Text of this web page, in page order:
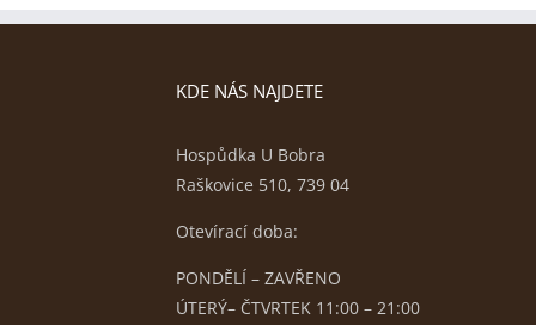
KDE NÁS NAJDETE
Hospůdka U Bobra
Raškovice 510, 739 04
Otevírací doba:
PONDĚLÍ – ZAVŘENO
ÚTERÝ– ČTVRTEK 11:00 – 21:00